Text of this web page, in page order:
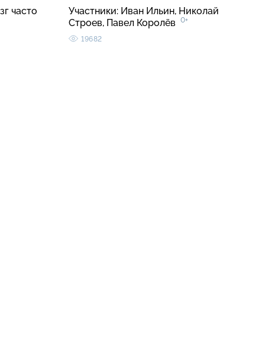
часто
Участники: Иван Ильин, Николай
Строев, Павел Королёв
0+
19682